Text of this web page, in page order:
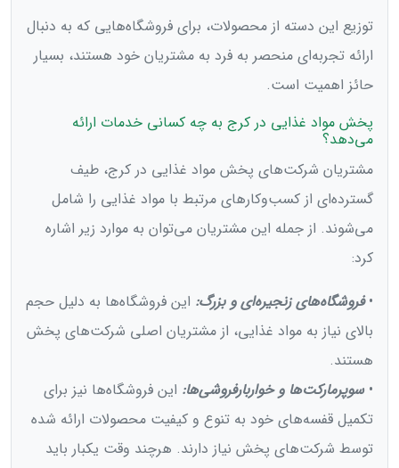
توزیع این دسته از محصولات، برای فروشگاه‌هایی که به دنبال
ارائه تجربه‌ای منحصر به فرد به مشتریان خود هستند، بسیار
حائز اهمیت است.
پخش مواد غذایی در کرج به چه کسانی خدمات ارائه
می‌دهد؟
مشتریان شرکت‌های پخش مواد غذایی در کرج، طیف
گسترده‌ای از کسب‌وکارهای مرتبط با مواد غذایی را شامل
می‌شوند. از جمله این مشتریان می‌توان به موارد زیر اشاره
کرد:
•فروشگاه‌های زنجیره‌ای و بزرگ: این فروشگاه‌ها به دلیل حجم
بالای نیاز به مواد غذایی، از مشتریان اصلی شرکت‌های پخش
هستند.
•سوپرمارکت‌ها و خواربارفروشی‌ها: این فروشگاه‌ها نیز برای
تکمیل قفسه‌های خود به تنوع و کیفیت محصولات ارائه شده
توسط شرکت‌های پخش نیاز دارند. هرچند وقت یکبار باید